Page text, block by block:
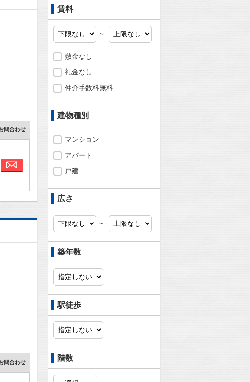
問合わせ
お問合わせ
問合わせ
賃料
～
敷金なし
礼金なし
仲介手数料無料
建物種別
マンション
アパート
戸建
広さ
～
築年数
駅徒歩
階数